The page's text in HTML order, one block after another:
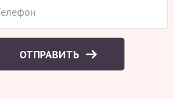
ОТПРАВИТЬ